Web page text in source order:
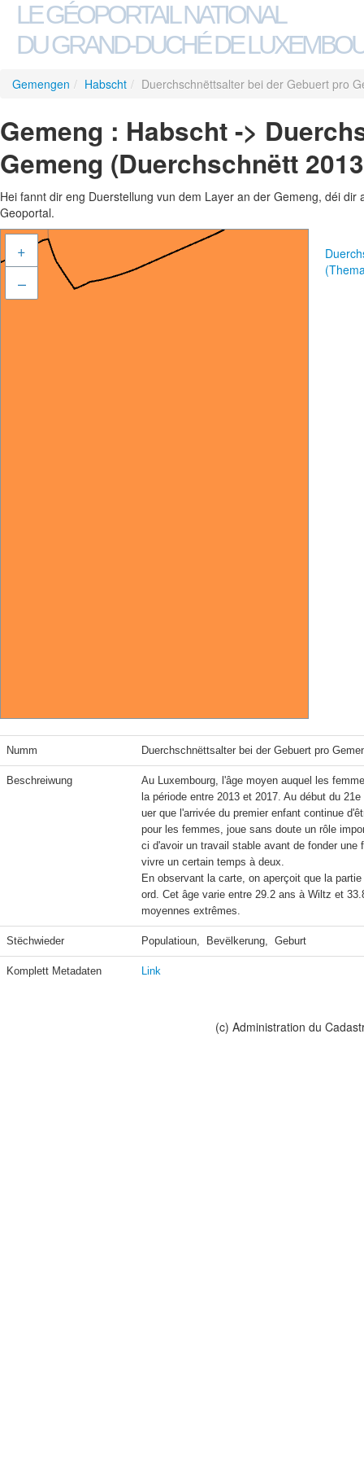
LE GÉOPORTAIL NATIONAL
DU GRAND-DUCHÉ DE
Gemengen / Habscht / Duerchschnëttsalter bei der Gebuert pro
Gemeng : Habscht ->
Gemeng (Duerchschnëtt
Hei fannt dir eng Duerstellung vun dem Layer an der Gemeng, déi
Geoportal.
+
–
Numm Duerchschnëttsalter bei der Gebuert pro
Beschreiwung
Au Luxembourg, l'âge moyen auquel les
la période entre 2013 et 2017. Au début du
uer que l'arrivée du premier enfant continue
pour les femmes, joue sans doute un rôle
ci d'avoir un travail stable avant de fonder
vivre un certain temps à deux.
En observant la carte, on aperçoit que la
ord. Cet âge varie entre 29.2 ans à Wiltz et
moyennes extrêmes.
Stëchwieder Populatioun,  Bevëlkerung,  Geburt
Komplett Metadaten Link
(c) Administration du